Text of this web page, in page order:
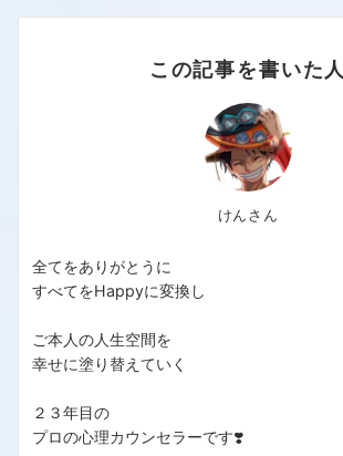
この記事を書いた人
けんさん
全てをありがとうに
すべてをHappyに変換し
ご本人の人生空間を
幸せに塗り替えていく
２３年目の
プロの心理カウンセラーです❣️